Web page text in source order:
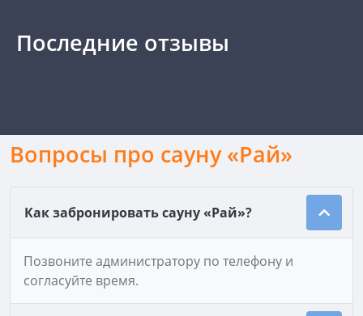
Последние отзывы
Вопросы про сауну «Рай»
Как забронировать сауну «Рай»?
Позвоните администратору по телефону и
согласуйте время.